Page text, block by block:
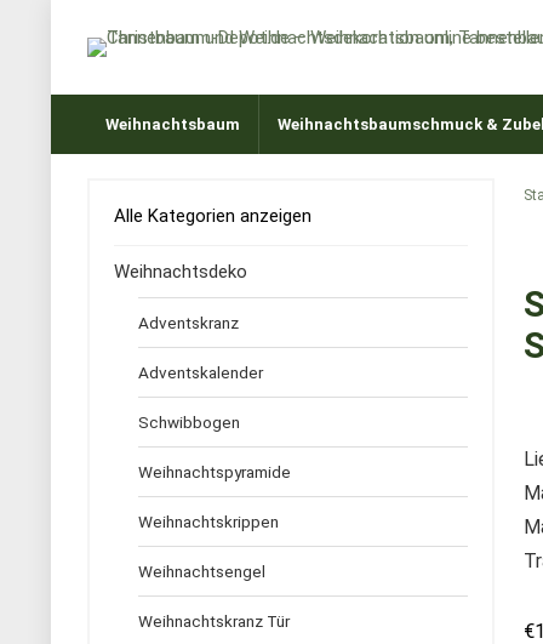
Weihnachtsbaum Weihnachtsbaumschmuck &
€
Alle Kategorien anzeigen
Weihnachtsdeko
Adventskranz
Adventskalender
Schwibbogen
Weihnachtspyramide
Weihnachtskrippen
Weihnachtsengel
Weihnachtskranz Tür